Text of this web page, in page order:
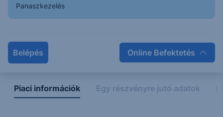
Panaszkezelés
Belépés Online Befektetés
Napon belüli Historikus
Legfontosabb adatok
Piaci információk Egy részvényre jutó adatok